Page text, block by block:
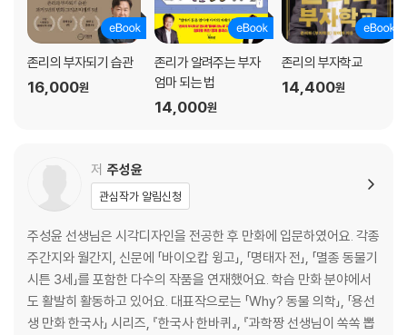
존리의 부자되기 습관
16,000원
존리가 알려주는 부자
엄마 되는 법
14,000원
존리의 부자학교
14,400원
저 주성윤
관심작가 알림신청
주성윤 선생님은 시각디자인을 전공한 후 만화에 입문하였어요. 각종
주간지와 월간지, 신문에 「바이오캅 윙고」, 「명태자 전」, 「멸종 동물기
시튼 3세」를 포함한 다수의 작품을 연재했어요. 학습 만화 분야에서
도 활발히 활동하고 있어요. 대표작으로는 「Why? 동물 의학」, 「용선
생 만화 한국사」 시리즈, 『한국사 한바퀴』, 『과학짱 선생님이 쏙쏙 뽑